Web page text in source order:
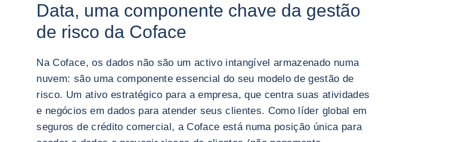
Data, uma componente chave da gestão
de risco da Coface
Na Coface, os dados não são um activo intangível armazenado numa
nuvem: são uma componente essencial do seu modelo de gestão de
risco. Um ativo estratégico para a empresa, que centra suas atividades
e negócios em dados para atender seus clientes. Como líder global em
seguros de crédito comercial, a Coface está numa posição única para